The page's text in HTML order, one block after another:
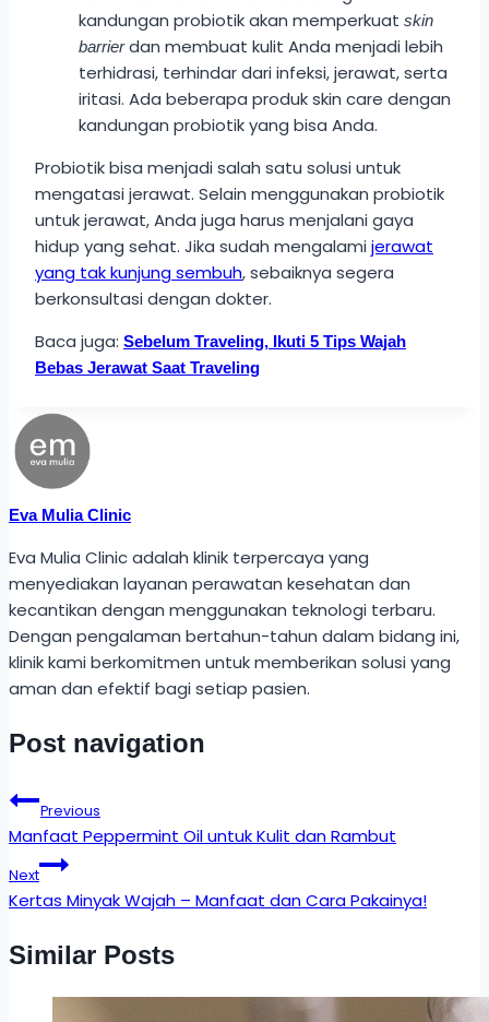
kandungan probiotik akan memperkuat skin
barrierdan membuat kulit Anda menjadi lebih
terhidrasi, terhindar dari infeksi, jerawat, serta
iritasi. Ada beberapa produk skin care dengan
kandungan probiotik yang bisa Anda.
Probiotik bisa menjadi salah satu solusi untuk
mengatasi jerawat. Selain menggunakan probiotik
untuk jerawat, Anda juga harus menjalani gaya
hidup yang sehat. Jika sudah mengalami jerawat
yang tak kunjung sembuh, sebaiknya segera
berkonsultasi dengan dokter.
Baca juga: Sebelum Traveling, Ikuti 5 Tips Wajah
Bebas Jerawat Saat Traveling
Eva Mulia Clinic
Eva Mulia Clinic adalah klinik terpercaya yang
menyediakan layanan perawatan kesehatan dan
kecantikan dengan menggunakan teknologi terbaru.
Dengan pengalaman bertahun-tahun dalam bidang ini,
klinik kami berkomitmen untuk memberikan solusi yang
aman dan efektif bagi setiap pasien.
Post navigation
Previous
Manfaat Peppermint Oil untuk Kulit dan Rambut
Next
Kertas Minyak Wajah – Manfaat dan Cara Pakainya!
Similar Posts